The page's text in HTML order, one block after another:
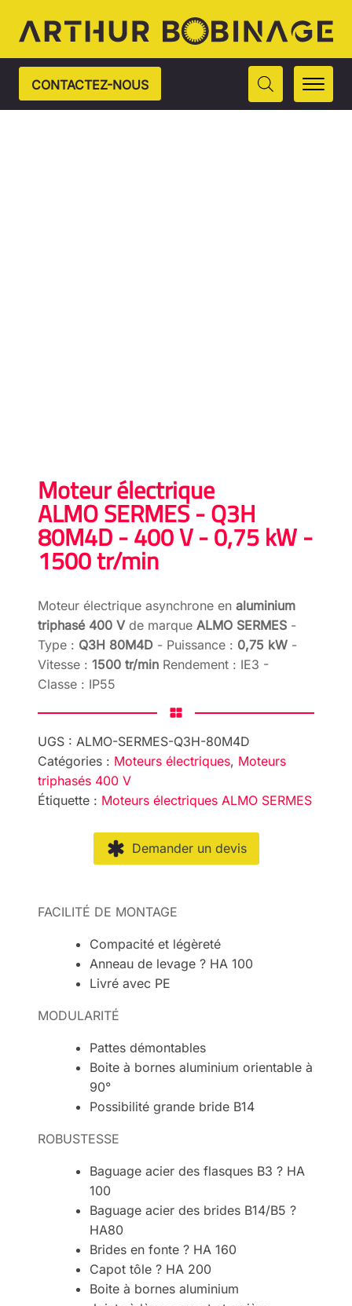
CONTACTEZ-NOUS
Moteur électrique
ALMO SERMES - Q3H
80M4D - 400 V - 0,75 kW -
1500 tr/min
Moteur électrique asynchrone en aluminium
triphasé 400 V de marque ALMO SERMES -
Type : Q3H 80M4D - Puissance : 0,75 kW -
Vitesse : 1500 tr/min Rendement : IE3 -
Classe : IP55
UGS : ALMO-SERMES-Q3H-80M4D
Catégories : Moteurs électriques, Moteurs
triphasés 400 V
Étiquette : Moteurs électriques ALMO SERMES
Demander un devis
FACILITÉ DE MONTAGE
Compacité et légèreté
Anneau de levage ? HA 100
Livré avec PE
MODULARITÉ
Pattes démontables
Boite à bornes aluminium orientable à
90°
Possibilité grande bride B14
ROBUSTESSE
Baguage acier des flasques B3 ? HA
100
Baguage acier des brides B14/B5 ?
HA80
Brides en fonte ? HA 160
Capot tôle ? HA 200
Boite à bornes aluminium